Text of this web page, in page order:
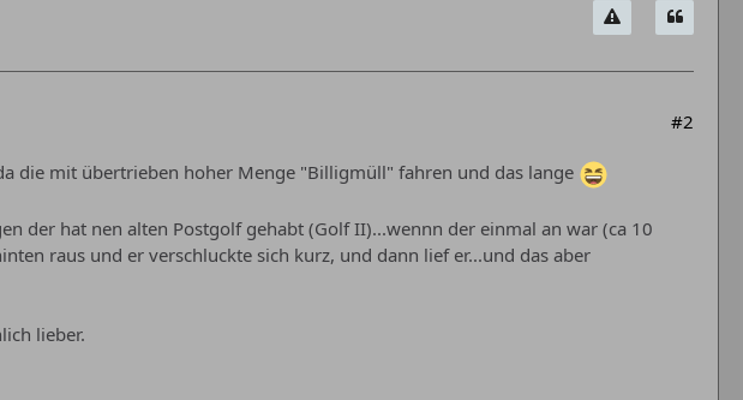
#2
die mit übertrieben hoher Menge "Billigmüll" fahren und das lange
der hat nen alten Postgolf gehabt (Golf II)...wennn der einmal an war (ca 10
raus und er verschluckte sich kurz, und dann lief er...und das aber
lieber.